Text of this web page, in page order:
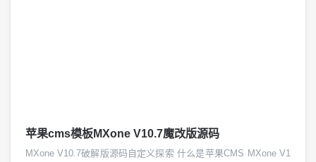
苹果cms模板MXone V10.7魔改版源码
MXone V10.7破解版源码自定义探索 什么是苹果CMS MXone V1